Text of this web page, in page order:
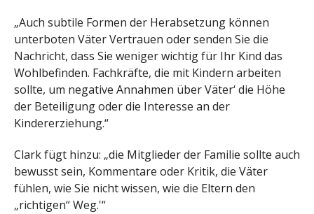
„Auch subtile Formen der Herabsetzung können
unterboten Väter Vertrauen oder senden Sie die
Nachricht, dass Sie weniger wichtig für Ihr Kind das
Wohlbefinden. Fachkräfte, die mit Kindern arbeiten
sollte, um negative Annahmen über Väter‘ die Höhe
der Beteiligung oder die Interesse an der
Kindererziehung.“
Clark fügt hinzu: „die Mitglieder der Familie sollte auch
bewusst sein, Kommentare oder Kritik, die Väter
fühlen, wie Sie nicht wissen, wie die Eltern den
„richtigen“ Weg.'“